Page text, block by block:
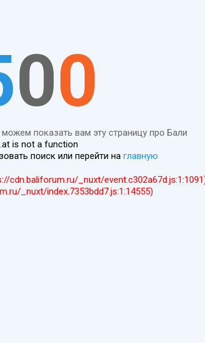
00
показать вам эту страницу про Бали
is not a function
поиск или перейти на главную
cdn.baliforum.ru/_nuxt/
_nuxt/index.7353bdd7.js:1:14555)